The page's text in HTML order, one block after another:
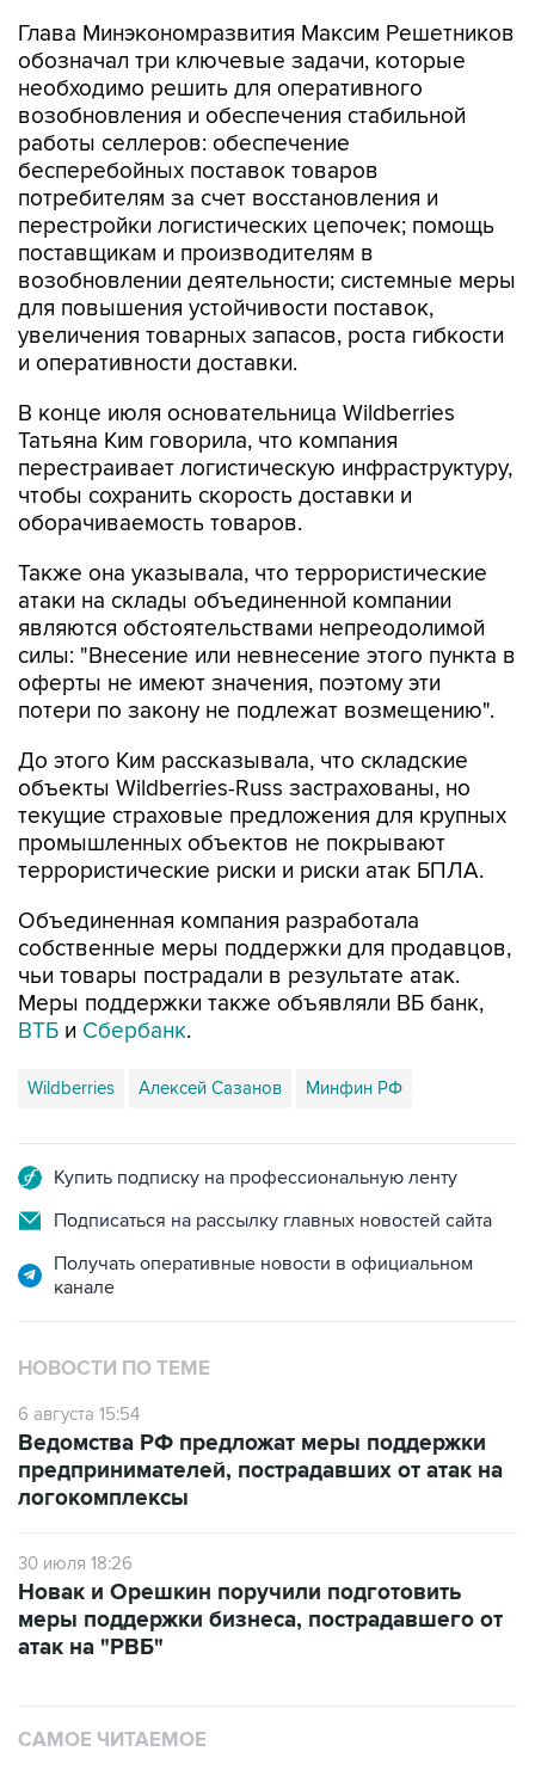
Глава Минэкономразвития Максим Решетников
обозначал три ключевые задачи, которые
необходимо решить для оперативного
возобновления и обеспечения стабильной
работы селлеров: обеспечение
бесперебойных поставок товаров
потребителям за счет восстановления и
перестройки логистических цепочек; помощь
поставщикам и производителям в
возобновлении деятельности; системные меры
для повышения устойчивости поставок,
увеличения товарных запасов, роста гибкости
и оперативности доставки.
В конце июля основательница Wildberries
Татьяна Ким говорила, что компания
перестраивает логистическую инфраструктуру,
чтобы сохранить скорость доставки и
оборачиваемость товаров.
Также она указывала, что террористические
атаки на склады объединенной компании
являются обстоятельствами непреодолимой
силы: "Внесение или невнесение этого пункта в
оферты не имеют значения, поэтому эти
потери по закону не подлежат возмещению".
До этого Ким рассказывала, что складские
объекты Wildberries-Russ застрахованы, но
текущие страховые предложения для крупных
промышленных объектов не покрывают
террористические риски и риски атак БПЛА.
Объединенная компания разработала
собственные меры поддержки для продавцов,
чьи товары пострадали в результате атак.
Меры поддержки также объявляли ВБ банк,
ВТБ и Сбербанк.
Wildberries Алексей Сазанов Минфин РФ
Купить подписку на профессиональную ленту
Подписаться на рассылку главных новостей сайта
Получать оперативные новости в официальном
канале
НОВОСТИ ПО ТЕМЕ
6 августа 15:54
Ведомства РФ предложат меры поддержки
предпринимателей, пострадавших от атак на
логокомплексы
30 июля 18:26
Новак и Орешкин поручили подготовить
меры поддержки бизнеса, пострадавшего от
атак на "РВБ"
САМОЕ ЧИТАЕМОЕ